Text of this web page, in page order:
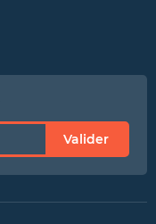
Valider